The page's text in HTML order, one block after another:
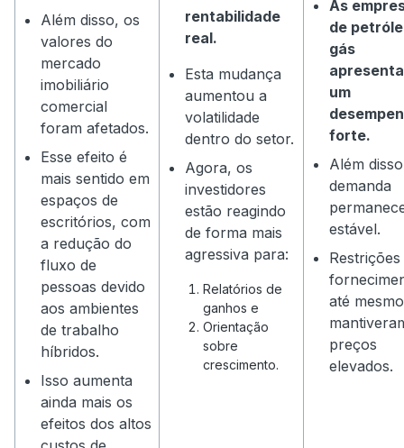
Além disso, os
valores do
mercado
imobiliário
comercial
foram afetados.
Esse efeito é
mais sentido em
espaços de
escritórios, com
a redução do
fluxo de
pessoas devido
aos ambientes
de trabalho
híbridos.
Isso aumenta
ainda mais os
efeitos dos altos
rentabilidade
real.
Esta mudança
aumentou a
volatilidade
dentro do setor.
Agora, os
investidores
estão reagindo
de forma mais
agressiva para:
Relatórios de
ganhos e
Orientação
sobre
crescimento.
As
de
gás
um
forte.
Além
demanda
estável.
Restrições
até mesmo
preços
elevados.